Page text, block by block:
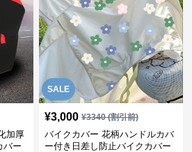
加厚
バー
SALE
¥3,000 ¥3340(割引前)
バイクカバー 花柄ハンドルカバ
ー付き日差し防止バイクカバー